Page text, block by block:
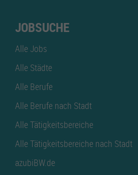
JOBSUCHE
Alle Jobs
Alle Städte
Alle Berufe
Alle Berufe nach Stadt
Alle Tätigkeitsbereiche
Alle Tätigkeitsbereiche nach Stadt
azubiBW.de